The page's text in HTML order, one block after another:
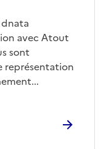
avec Atout
sont
représentation